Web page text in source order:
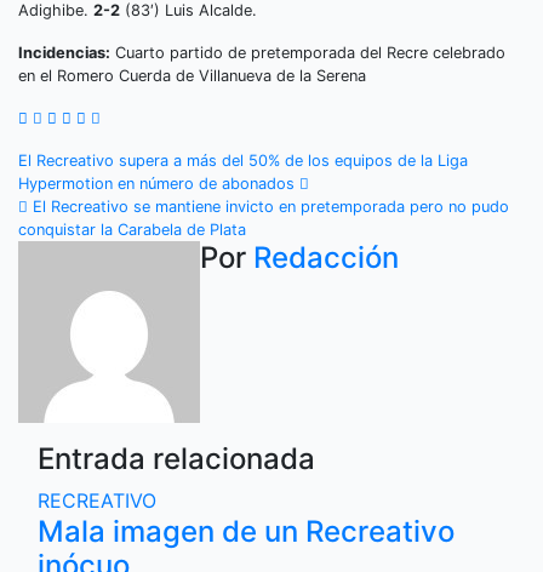
Adighibe. 2-2 (83′) Luis Alcalde.
Incidencias: Cuarto partido de pretemporada del Recre celebrado
en el Romero Cuerda de Villanueva de la Serena
Navegación
de
El Recreativo supera a más del 50% de los equipos de la Liga
Hypermotion en número de abonados
El Recreativo se mantiene invicto en pretemporada pero no pudo
conquistar la Carabela de Plata
Por Redacción
Entrada relacionada
RECREATIVO
Mala imagen de un Recreativo